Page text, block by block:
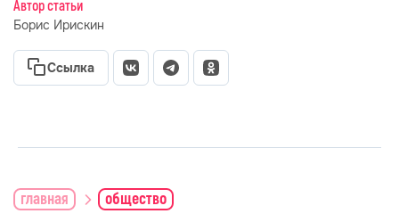
Автор статьи
Борис Ирискин
Ссылка
главная общество